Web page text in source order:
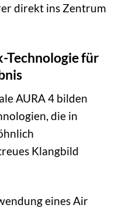
direkt ins Zentrum
für
AURA 4 bilden
die in
Klangbild
eines Air